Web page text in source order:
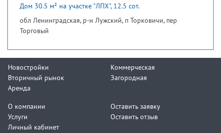
Дом 30.5 м² на участке "ЛПХ", 12.5 сот.
обл Ленинградская, р-н Лужский, п Торковичи, пер
Торговый
Новостройки
Вторичный рынок
Аренда
Коммерческая
Загородная
О компании
Услуги
Личный кабинет
Оставить заявку
Оставить отзыв